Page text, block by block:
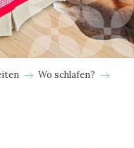
Wo schlafen?